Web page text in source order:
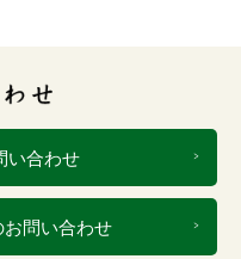
い合わせ
お問い合わせ